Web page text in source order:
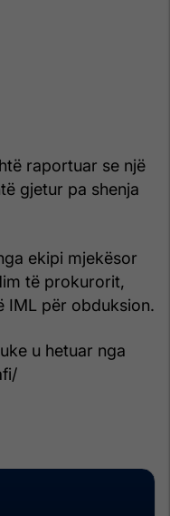
raportuar se një
gjetur pa shenja
ekipi mjekësor
të prokurorit,
IML për obduksion.
u hetuar nga